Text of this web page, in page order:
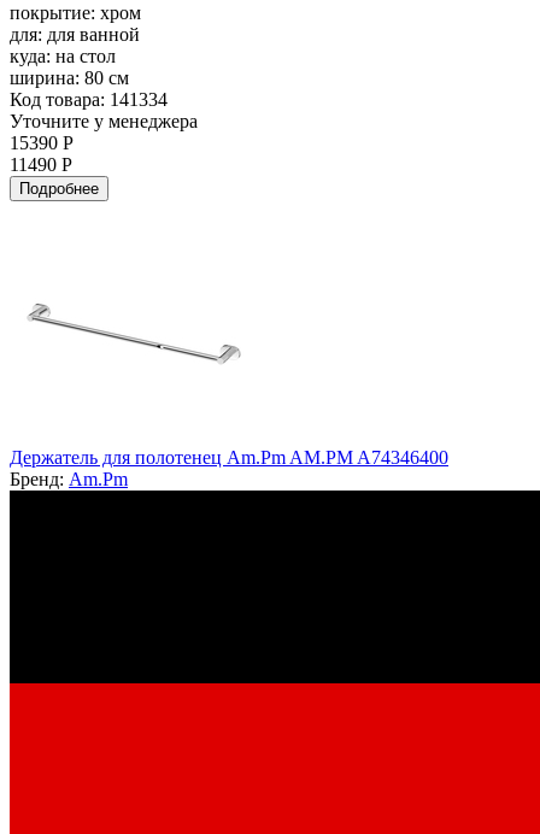
покрытие: хром
для: для ванной
куда: на стол
ширина: 80 см
Код товара: 141334
Уточните у менеджера
15390 Р
11490 Р
Подробнее
Держатель для полотенец Am.Pm AM.PM A74346400
Бренд: Am.Pm